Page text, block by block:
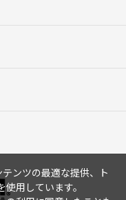
ンツの最適な提供、ト
用しています。